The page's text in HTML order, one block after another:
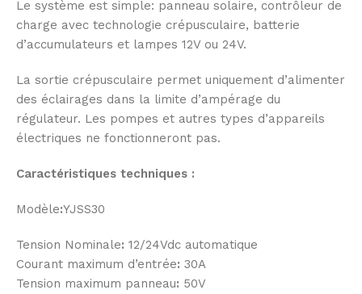
Le système est simple: panneau solaire, contrôleur de
charge avec technologie crépusculaire, batterie
d’accumulateurs et lampes 12V ou 24V.
La sortie crépusculaire permet uniquement d’alimenter
des éclairages dans la limite d’ampérage du
régulateur. Les pompes et autres types d’appareils
électriques ne fonctionneront pas.
Caractéristiques techniques :
Modèle:YJSS30
Tension Nominale: 12/24Vdc automatique
Courant maximum d’entrée: 30A
Tension maximum panneau: 50V